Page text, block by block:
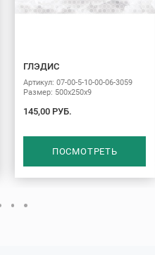
ГЛЭДИС
Артикул: 07-00-5-10-00-06-3059
Размер: 500х250х9
145,00 РУБ.
ПОСМОТРЕТЬ